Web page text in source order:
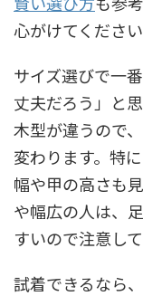
心がけてください
サイズ選びで一
丈夫だろう」と
木型が違うので
変わります。特
幅や甲の高さも
や幅広の人は、
すいので注意し
試着できるなら